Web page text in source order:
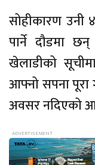
सोहीकारण उनी
पार्ने दौडमा
खेलाडीको
आफ्नो सपना पूरा
अवसर नदिएको